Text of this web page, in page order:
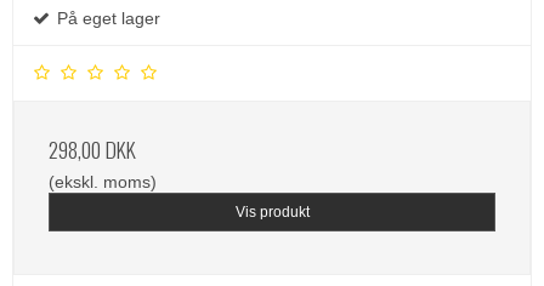
På eget lager
298,00 DKK
(ekskl. moms)
Vis produkt